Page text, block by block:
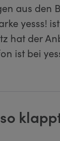
aus
yesss!
hat der
ist bei